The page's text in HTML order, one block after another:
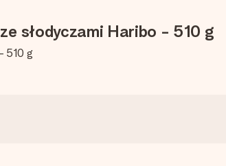
słodyczami Haribo - 510 g
510 g